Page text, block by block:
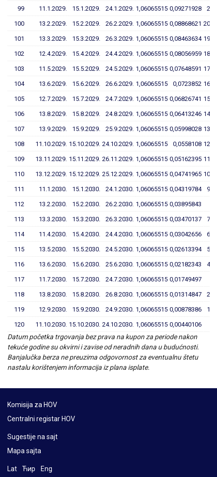
99 11.1.2029. 15.1.2029. 24.1.2029. 1,06065515 0,09271928
100 13.2.2029. 15.2.2029. 26.2.2029. 1,06065515 0,08868621
101 13.3.2029. 15.3.2029. 26.3.2029. 1,06065515 0,08463634
102 12.4.2029. 15.4.2029. 24.4.2029. 1,06065515 0,08056959
103 11.5.2029. 15.5.2029. 24.5.2029. 1,06065515 0,07648591
104 13.6.2029. 15.6.2029. 26.6.2029. 1,06065515 0,0723852
105 12.7.2029. 15.7.2029. 24.7.2029. 1,06065515 0,06826741
106 13.8.2029. 15.8.2029. 24.8.2029. 1,06065515 0,06413246
107 13.9.2029. 15.9.2029. 25.9.2029. 1,06065515 0,05998028
108 11.10.2029. 15.10.2029. 24.10.2029. 1,06065515 0,0558108
109 13.11.2029. 15.11.2029. 26.11.2029. 1,06065515 0,05162395
110 13.12.2029. 15.12.2029. 25.12.2029. 1,06065515 0,04741965
111 11.1.2030. 15.1.2030. 24.1.2030. 1,06065515 0,04319784
112 13.2.2030. 15.2.2030. 26.2.2030. 1,06065515 0,03895843
113 13.3.2030. 15.3.2030. 26.3.2030. 1,06065515 0,03470137
114 11.4.2030. 15.4.2030. 24.4.2030. 1,06065515 0,03042656
115 13.5.2030. 15.5.2030. 24.5.2030. 1,06065515 0,02613394
116 13.6.2030. 15.6.2030. 25.6.2030. 1,06065515 0,02182343
117 11.7.2030. 15.7.2030. 24.7.2030. 1,06065515 0,01749497
118 13.8.2030. 15.8.2030. 26.8.2030. 1,06065515 0,01314847
119 12.9.2030. 15.9.2030. 24.9.2030. 1,06065515 0,00878386
120 11.10.2030. 15.10.2030. 24.10.2030. 1,06065515 0,00440106
Datum početka trgovanja bez prava na kupon za periode nakon
tekuće godine su okvirni i zavise od neradnih dana u budućnosti.
Banjalučka berza ne preuzima odgovornost za eventualnu štetu
nastalu korištenjem informacija iz plana isplate.
Komisija za HOV
Centralni registar HOV
Sugestije na sajt
Mapa sajta
Lat Ћир Eng